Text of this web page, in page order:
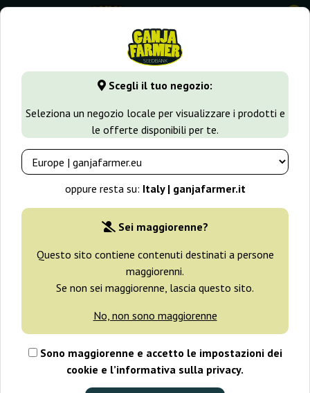
Scegli il tuo negozio:
Seleziona un negozio locale per visualizzare i prodotti e
le offerte disponibili per te.
oppure resta su: Italy | ganjafarmer.it
Sei maggiorenne?
Questo sito contiene contenuti destinati a persone
maggiorenni.
Se non sei maggiorenne, lascia questo sito.
No, non sono maggiorenne
Sono maggiorenne e accetto le impostazioni dei
cookie e l’informativa sulla privacy.
0
GanjaFarmer.it Varietà di Cannabis Haze X-Haze